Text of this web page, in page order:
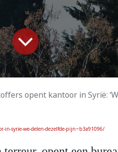
kantoor in Syrië: ‘We delen dezelfde
in-syrie-we-delen-dezelfde-pijn~b3a91096/